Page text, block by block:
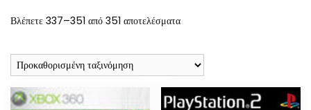
Βλέπετε 337–351 από 351 αποτελέσματα